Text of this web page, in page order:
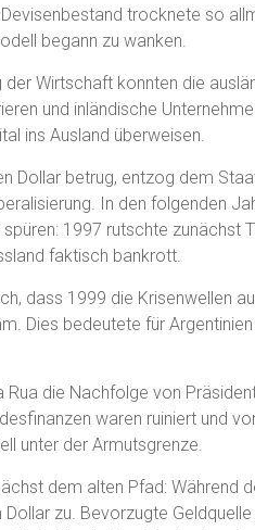
trocknete so
begann zu wanken.
Wirtschaft konnten die
und inländische
ins Ausland überweisen.
Dollar betrug, entzog dem
In den folgenden
1997 rutschte zunächst
faktisch bankrott.
dass 1999 die Krisenwellen
Dies bedeutete für
die Nachfolge von
waren ruiniert und
unter der Armutsgrenze.
dem alten Pfad: Während
zu. Bevorzugte